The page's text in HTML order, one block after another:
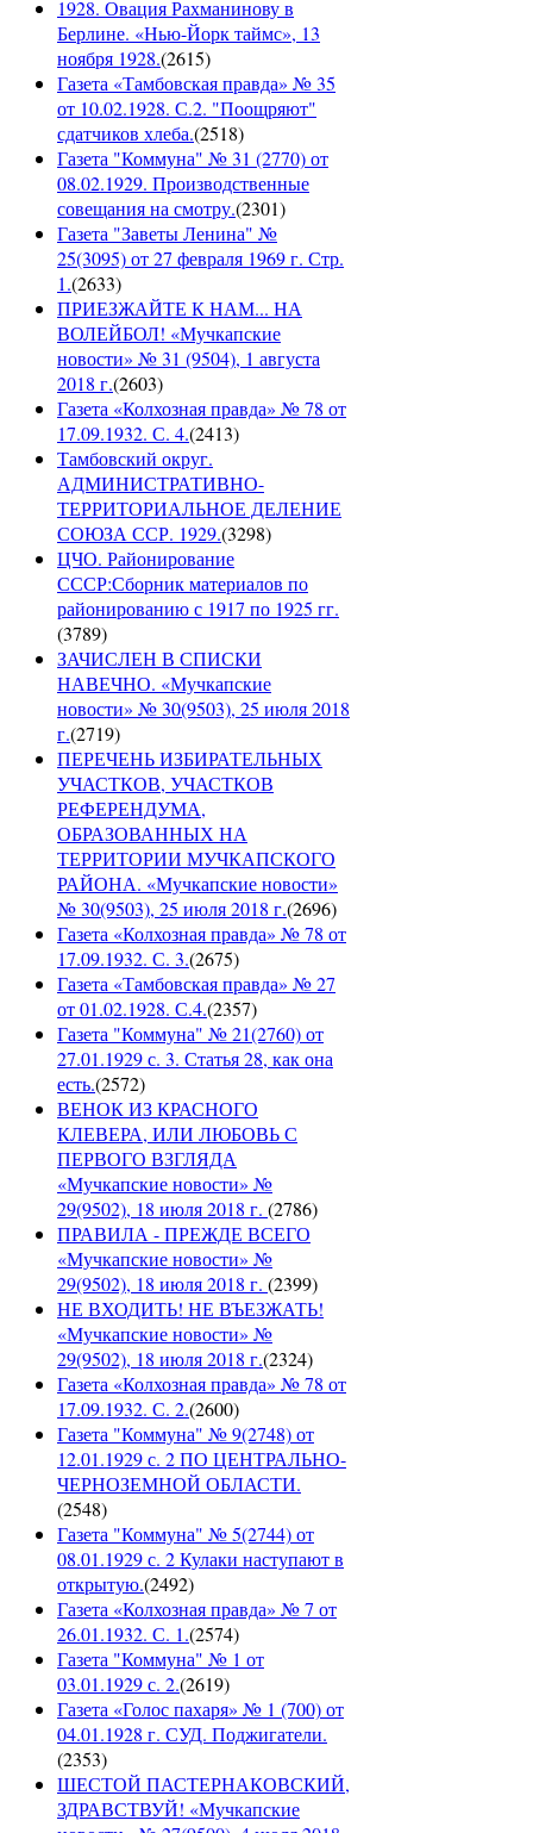
1928. Овация Рахманинову в
Берлине. «Нью-Йорк таймс», 13
ноября 1928.(2615)
Газета «Тамбовская правда» № 35
от 10.02.1928. С.2. "Поощряют"
сдатчиков хлеба.(2518)
Газета "Коммуна" № 31 (2770) от
08.02.1929. Производственные
совещания на смотру.(2301)
Газета "Заветы Ленина" №
25(3095) от 27 февраля 1969 г. Стр.
1.(2633)
ПРИЕЗЖАЙТЕ К НАМ... НА
ВОЛЕЙБОЛ! «Мучкапские
новости» № 31 (9504), 1 августа
2018 г.(2603)
Газета «Колхозная правда» № 78 от
17.09.1932. С. 4.(2413)
Тамбовский округ.
АДМИНИСТРАТИВНО-
ТЕРРИТОРИАЛЬНОЕ ДЕЛЕНИЕ
СОЮЗА ССР. 1929.(3298)
ЦЧО. Районирование
СССР:Сборник материалов по
районированию с 1917 по 1925 гг.
(3789)
ЗАЧИСЛЕН В СПИСКИ
НАВЕЧНО. «Мучкапские
новости» № 30(9503), 25 июля 2018
г.(2719)
ПЕРЕЧЕНЬ ИЗБИРАТЕЛЬНЫХ
УЧАСТКОВ, УЧАСТКОВ
РЕФЕРЕНДУМА,
ОБРАЗОВАННЫХ НА
ТЕРРИТОРИИ МУЧКАПСКОГО
РАЙОНА. «Мучкапские новости»
№ 30(9503), 25 июля 2018 г.(2696)
Газета «Колхозная правда» № 78 от
17.09.1932. С. 3.(2675)
Газета «Тамбовская правда» № 27
от 01.02.1928. С.4.(2357)
Газета "Коммуна" № 21(2760) от
27.01.1929 с. 3. Статья 28, как она
есть.(2572)
ВЕНОК ИЗ КРАСНОГО
КЛЕВЕРА, ИЛИ ЛЮБОВЬ С
ПЕРВОГО ВЗГЛЯДА
«Мучкапские новости» №
29(9502), 18 июля 2018 г. (2786)
ПРАВИЛА - ПРЕЖДЕ ВСЕГО
«Мучкапские новости» №
29(9502), 18 июля 2018 г. (2399)
НЕ ВХОДИТЬ! НЕ ВЪЕЗЖАТЬ!
«Мучкапские новости» №
29(9502), 18 июля 2018 г.(2324)
Газета «Колхозная правда» № 78 от
17.09.1932. С. 2.(2600)
Газета "Коммуна" № 9(2748) от
12.01.1929 с. 2 ПО ЦЕНТРАЛЬНО-
ЧЕРНОЗЕМНОЙ ОБЛАСТИ.
(2548)
Газета "Коммуна" № 5(2744) от
08.01.1929 с. 2 Кулаки наступают в
открытую.(2492)
Газета «Колхозная правда» № 7 от
26.01.1932. С. 1.(2574)
Газета "Коммуна" № 1 от
03.01.1929 с. 2.(2619)
Газета «Голос пахаря» № 1 (700) от
04.01.1928 г. СУД. Поджигатели.
(2353)
ШЕСТОЙ ПАСТЕРНАКОВСКИЙ,
ЗДРАВСТВУЙ! «Мучкапские